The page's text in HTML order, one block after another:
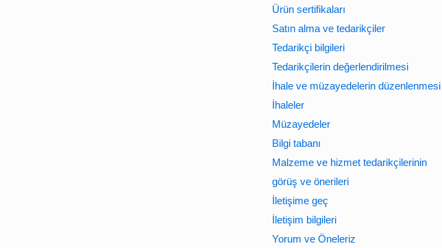
Ürün sertifikaları
Satın alma ve tedarikçiler
Tedarikçi bilgileri
Tedarikçilerin değerlendirilmesi
İhale ve müzayedelerin düzenlenmesi
İhaleler
Müzayedeler
Bilgi tabanı
Malzeme ve hizmet tedarikçilerinin
görüş ve önerileri
İletişime geç
İletişim bilgileri
Yorum ve Öneleriz